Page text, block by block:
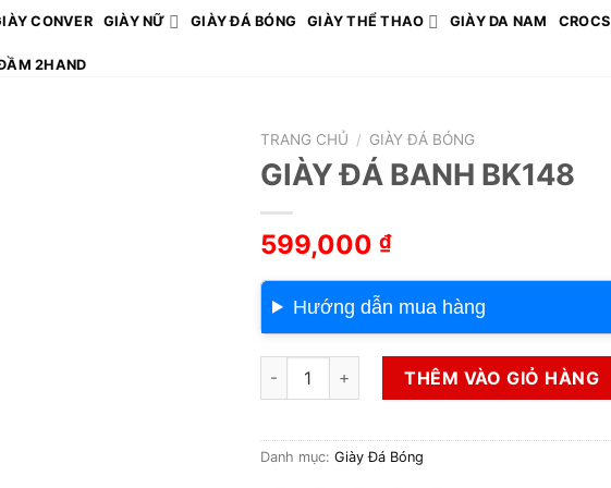
CONVER GIÀY NỮ GIÀY ĐÁ BÓNG GIÀY THỂ THAO GIÀY DA NAM CROCS
2HAND
TRANG CHỦ / GIÀY ĐÁ BÓNG
GIÀY ĐÁ BANH BK148
599,000 ₫
Hướng dẫn mua hàng
GIÀY ĐÁ BANH BK148 số lượngTHÊM VÀO GIỎ HÀNG
Danh mục: Giày Đá Bóng